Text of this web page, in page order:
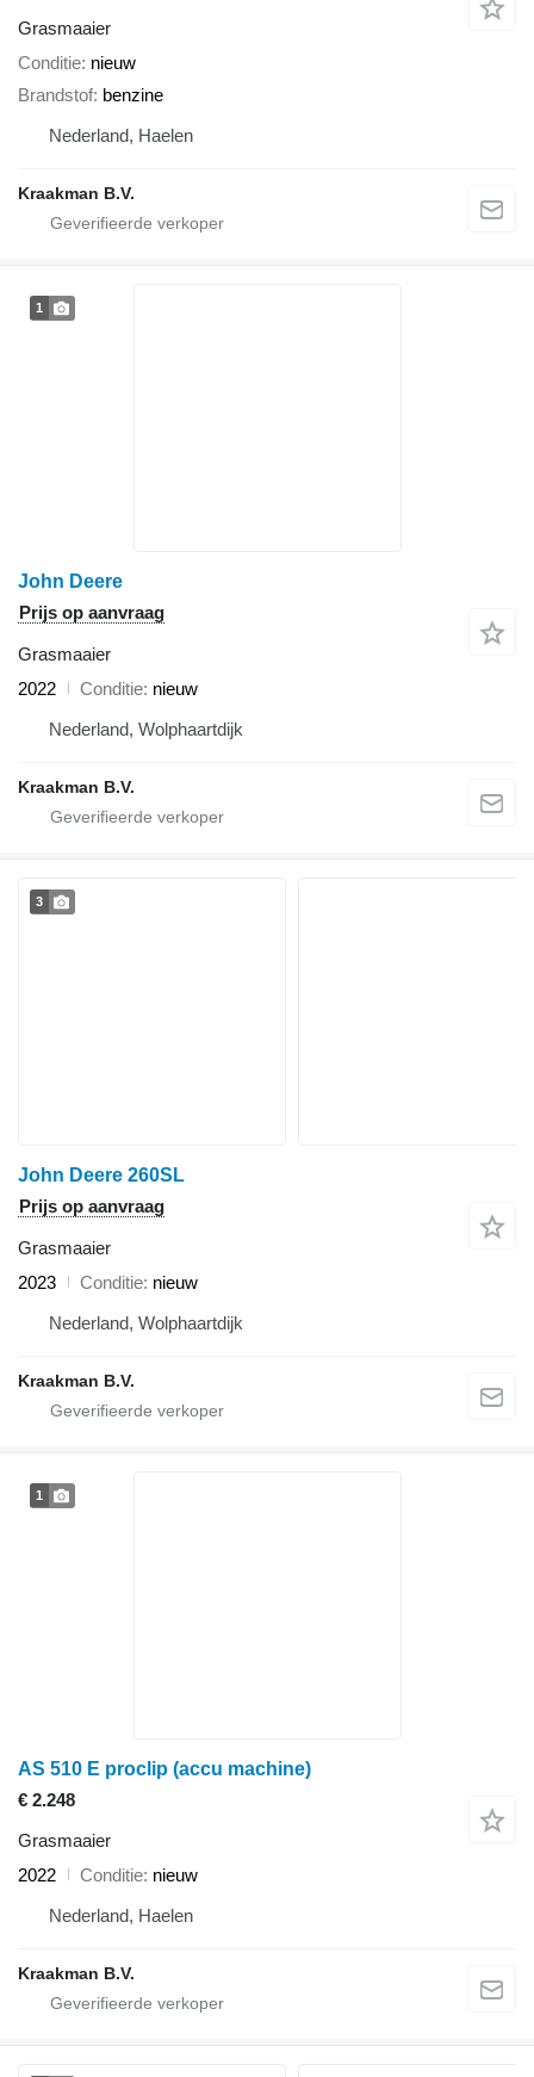
Grasmaaier
Conditie nieuw
Brandstof benzine
Nederland, Haelen
Kraakman B.V.
1
John Deere
Prijs op aanvraag
Grasmaaier
2022
Conditie nieuw
Nederland, Wolphaartdijk
Kraakman B.V.
3
John Deere 260SL
Prijs op aanvraag
Grasmaaier
2023
Conditie nieuw
Nederland, Wolphaartdijk
Kraakman B.V.
1
AS 510 E proclip (accu machine)
€ 2.248
Grasmaaier
2022
Conditie nieuw
Nederland, Haelen
Kraakman B.V.